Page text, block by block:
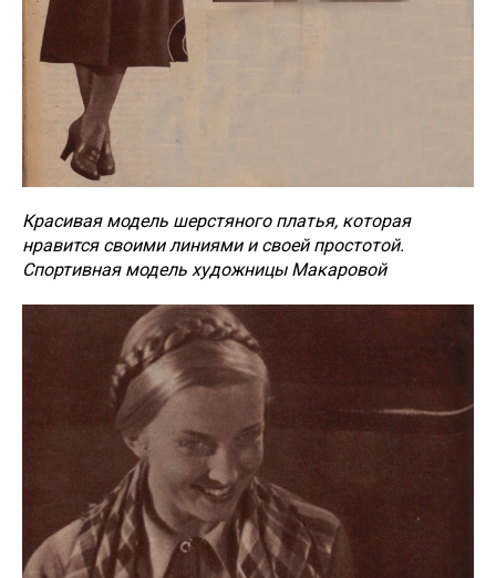
Красивая модель шерстяного платья, которая
нравится своими линиями и своей простотой.
Спортивная модель художницы Макаровой